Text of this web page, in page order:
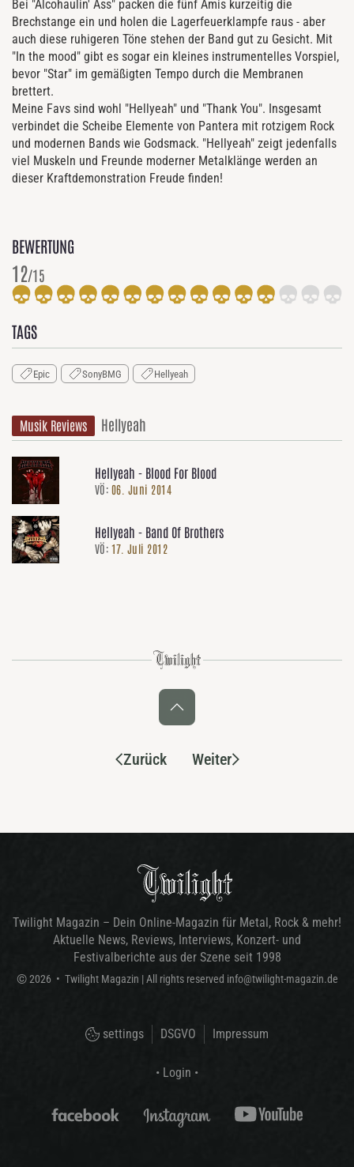
Bei "Alcohaulin' Ass" packen die fünf Amis kurzeitig die
Brechstange ein und holen die Lagerfeuerklampfe raus - aber
auch diese ruhigeren Töne stehen der Band gut zu Gesicht. Mit
"In the mood" gibt es sogar ein kleines instrumentelles Vorspiel,
bevor "Star" im gemäßigten Tempo durch die Membranen
brettert.
Meine Favs sind wohl "Hellyeah" und "Thank You". Insgesamt
verbindet die Scheibe Elemente von Pantera mit rotzigem Rock
und modernen Bands wie Godsmack. "Hellyeah" zeigt jedenfalls
viel Muskeln und Freunde moderner Metalklänge werden an
dieser Kraftdemonstration Freude finden!
BEWERTUNG
12/15
TAGS
Epic SonyBMG Hellyeah
Musik Reviews Hellyeah
Hellyeah - Blood For Blood
VÖ: 06. Juni 2014
Hellyeah - Band Of Brothers
VÖ: 17. Juli 2012
Zurück Weiter
Twilight Magazin – Dein Online-Magazin für Metal, Rock & mehr!
Aktuelle News, Reviews, Interviews, Konzert- und
Festivalberichte aus der Szene seit 1998
© 2026 • Twilight Magazin | All rights reserved info@twilight-magazin.de
settings DSGVO Impressum
• Login •